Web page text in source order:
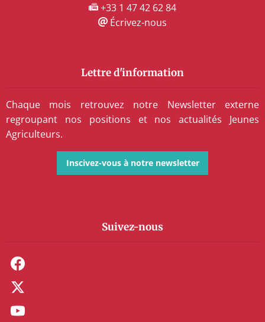
+33 1 47 42 62 84
Écrivez-nous
Lettre d'information
Chaque mois retrouvez notre Newsletter externe
regroupant nos positions et nos actualités Jeunes
Agriculteurs.
Inscivez-vous à notre newsletter
Suivez-nous